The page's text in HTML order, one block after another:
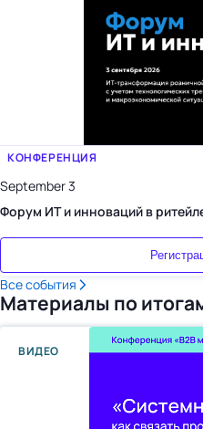
КОНФЕРЕНЦИЯ
September 3
Форум ИТ и инноваций в
Все события
Материалы по
ВИДЕО